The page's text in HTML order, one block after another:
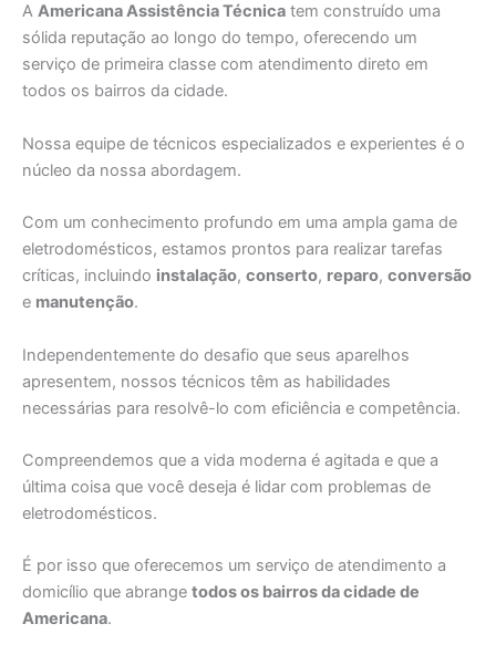
A Americana Assistência Técnica tem construído uma
sólida reputação ao longo do tempo, oferecendo um
serviço de primeira classe com atendimento direto em
todos os bairros da cidade.
Nossa equipe de técnicos especializados e experientes é o
núcleo da nossa abordagem.
Com um conhecimento profundo em uma ampla gama de
eletrodomésticos, estamos prontos para realizar tarefas
críticas, incluindo instalação, conserto, reparo, conversão
e manutenção.
Independentemente do desafio que seus aparelhos
apresentem, nossos técnicos têm as habilidades
necessárias para resolvê-lo com eficiência e competência.
Compreendemos que a vida moderna é agitada e que a
última coisa que você deseja é lidar com problemas de
eletrodomésticos.
É por isso que oferecemos um serviço de atendimento a
domicílio que abrange todos os bairros da cidade de
Americana.